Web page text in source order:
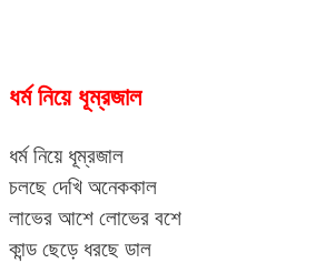
ধর্ম নিয়ে ধূম্রজাল
ধর্ম নিয়ে ধূম্রজাল
চলছে দেখি অনেককাল
লাভের আশে লোভের বশে
কান্ড ছেড়ে ধরছে ডাল